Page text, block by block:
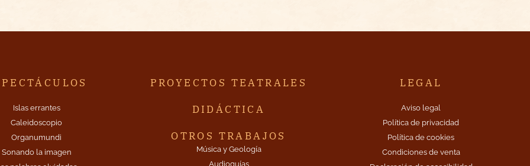
Islas errantes
Caleidoscopio
Organumundi
Sonando la imagen
PROYECTOS TEATRALES
DIDÁCTICA
OTROS TRABAJOS
Música y Geología
Audioguías
LEGAL
Aviso legal
Política de privacidad
Política de cookies
Condiciones de venta